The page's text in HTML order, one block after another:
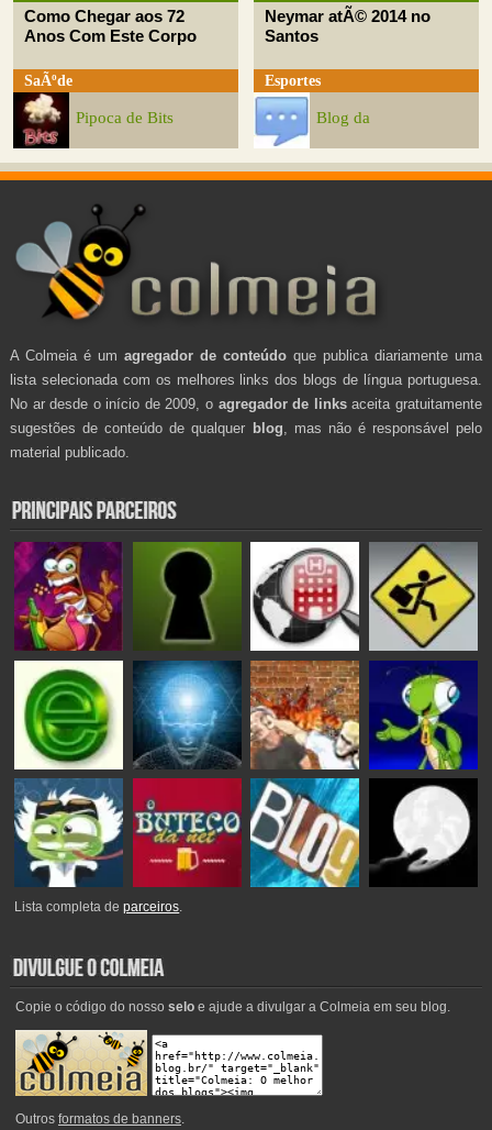
Como Chegar aos 72
Anos Com Este Corpo
SaÃºde
Pipoca de Bits
Neymar atÃ© 2014 no
Santos
Esportes
Blog da
A Colmeia é um agregador de conteúdo que publica diariamente uma
lista selecionada com os melhores links dos blogs de língua portuguesa.
No ar desde o início de 2009, o agregador de linksaceita gratuitamente
sugestões de conteúdo de qualquer blog , mas não é responsável pelo
material publicado.
Lista completa deparceiros.
Copie o código do nosso seloe ajude a divulgar a Colmeia em seu blog.
Outros formatos de banners.